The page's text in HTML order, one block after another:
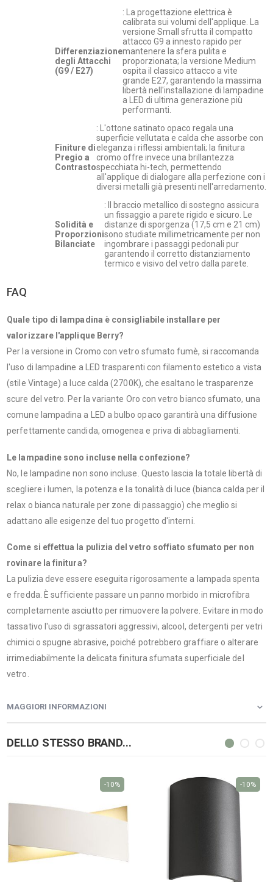
Differenziazione
degli Attacchi
(G9 / E27)
: La progettazione elettrica è
calibrata sui volumi dell'applique. La
versione Small sfrutta il compatto
attacco G9 a innesto rapido per
mantenere la sfera pulita e
proporzionata; la versione Medium
ospita il classico attacco a vite
grande E27, garantendo la massima
libertà nell'installazione di lampadine
a LED di ultima generazione più
performanti.
Finiture di
Pregio a
Contrasto
: L'ottone satinato opaco regala una
superficie vellutata e calda che assorbe con
eleganza i riflessi ambientali; la finitura
cromo offre invece una brillantezza
specchiata hi-tech, permettendo
all'applique di dialogare alla perfezione con i
diversi metalli già presenti nell'arredamento.
Solidità e
Proporzioni
Bilanciate
: Il braccio metallico di sostegno assicura
un fissaggio a parete rigido e sicuro. Le
distanze di sporgenza (17,5 cm e 21 cm)
sono studiate millimetricamente per non
ingombrare i passaggi pedonali pur
garantendo il corretto distanziamento
termico e visivo del vetro dalla parete.
FAQ
Quale tipo di lampadina è consigliabile installare per
valorizzare l'applique Berry?
Per la versione in Cromo con vetro sfumato fumè, si raccomanda
l'uso di lampadine a LED trasparenti con filamento estetico a vista
(stile Vintage) a luce calda (2700K), che esaltano le trasparenze
scure del vetro. Per la variante Oro con vetro bianco sfumato, una
comune lampadina a LED a bulbo opaco garantirà una diffusione
perfettamente candida, omogenea e priva di abbagliamenti.
Le lampadine sono incluse nella confezione?
No, le lampadine non sono incluse. Questo lascia la totale libertà di
scegliere i lumen, la potenza e la tonalità di luce (bianca calda per il
relax o bianca naturale per zone di passaggio) che meglio si
adattano alle esigenze del tuo progetto d'interni.
Come si effettua la pulizia del vetro soffiato sfumato per non
rovinare la finitura?
La pulizia deve essere eseguita rigorosamente a lampada spenta
e fredda. È sufficiente passare un panno morbido in microfibra
completamente asciutto per rimuovere la polvere. Evitare in modo
tassativo l'uso di sgrassatori aggressivi, alcool, detergenti per vetri
chimici o spugne abrasive, poiché potrebbero graffiare o alterare
irrimediabilmente la delicata finitura sfumata superficiale del
vetro.
MAGGIORI INFORMAZIONI
DELLO STESSO BRAND...
-10% -10%